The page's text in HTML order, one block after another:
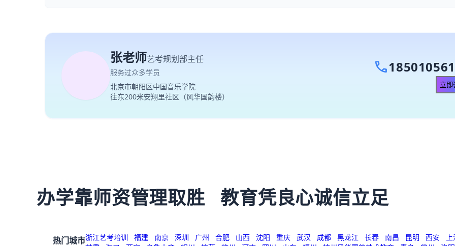
张老师艺考规划部主任
服务过众多学员
北京市朝阳区中国音乐学院
往东200米安翔里社区（风华国韵楼）
call
立即咨询
办学靠师资管理取胜 教育凭良心诚信立足
热门城市浙江艺考培训 福建 南京 深圳 广州 合肥 山西 沈阳 重庆 武汉 成都 黑龙江 长春 南昌 昆明 西安